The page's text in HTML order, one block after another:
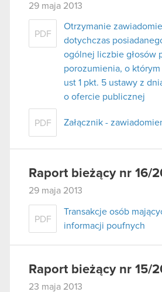
29 maja 2013
PDF
Otrzymanie
dotychczas
ogólnej liczbie głosów
porozumienia, o
ust 1 pkt. 5 ustawy z
o ofercie publicznej
PDF Załącznik -
Raport bieżący nr 16/
29 maja 2013
PDF
Transakcje osób
informacji poufnych
Raport bieżący nr 15/
23 maja 2013